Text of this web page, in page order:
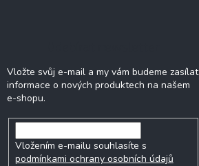
Vložte svůj e-mail a my vám budeme zasílat
informace o nových produktech na našem
e-shopu.
Vložením e-mailu souhlasíte s
podmínkami ochrany osobních údajů